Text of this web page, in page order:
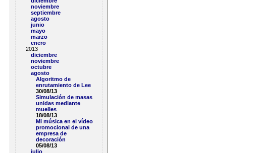
noviembre
septiembre
agosto
junio
mayo
marzo
enero
2013
diciembre
noviembre
octubre
agosto
Algoritmo de
enrutamiento de Lee
30/08/13
Simulación de masas
unidas mediante
muelles
18/08/13
Mi música en el vídeo
promocional de una
empresa de
decoración
05/08/13
julio